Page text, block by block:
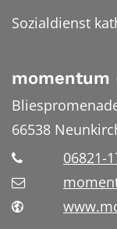
Sozialdienst
momentum
66538
06821-